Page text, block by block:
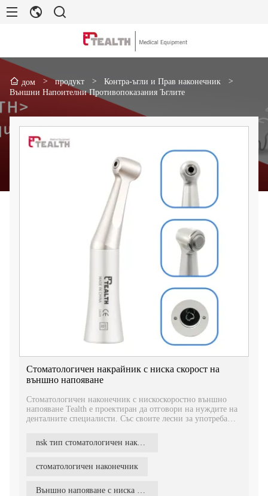
дом > продукт > Контра-ъгли и Прав наконечник
>
Външни Напоителни Противопоказания Ъглите
Стоматологичен накрайник с ниска скорост на
външно напояване
Стоматологичен наконечник с нискоскоростно външно
напояване Tealth е проектиран да отговори на нуждите на
денталните специалисти. Със своите лесни за употреба
прецизност по време на стоматологични процедури.
nsk тип стоматологичен наконечник
стоматологичен наконечник